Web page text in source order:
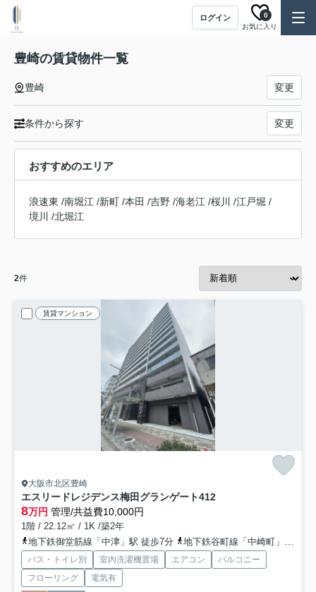
ログイン
お気に入り
0
豊崎の賃貸物件一覧
豊崎 変更
条件から探す 変更
おすすめのエリア
浪速東 /南堀江 /新町 /本田 /吉野 /海老江 /桜川 /江戸堀 /
境川
/北堀江
2件
賃貸マンション
大阪市北区豊崎
エスリードレジデンス梅田グランゲート412
8万円 管理/共益費10,000円
1階 / 22.12㎡ / 1K /築2年
地下鉄御堂筋線「中津」駅 徒歩7分
地下鉄谷町線「中崎町」駅 徒歩14分
バス・トイレ別 室内洗濯機置場 エアコン
バルコニー
フローリング
電気有